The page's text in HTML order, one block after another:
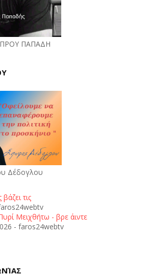
ΠΑΠΑΔΗ
Δέδογλου
τις
Μειχθήτω - βρε άιντε
- faros24webtv